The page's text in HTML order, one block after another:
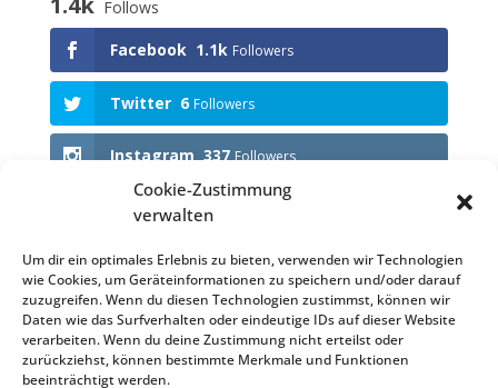
Cookie-Zustimmung
verwalten
Um dir ein optimales Erlebnis zu bieten, verwenden wir Technologien
wie Cookies, um Geräteinformationen zu speichern und/oder darauf
zuzugreifen. Wenn du diesen Technologien zustimmst, können wir
Daten wie das Surfverhalten oder eindeutige IDs auf dieser Website
verarbeiten. Wenn du deine Zustimmung nicht erteilst oder
zurückziehst, können bestimmte Merkmale und Funktionen
beeinträchtigt werden.
Follows
Facebook 1.1k Followers
Twitter 6 Followers
Instagram 337 Followers
Anstehende Events
KEINE VERANSTALTUNGEN